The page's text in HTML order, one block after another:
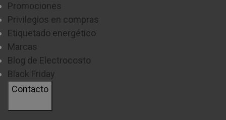
Promociones
Privilegios en compras
Etiquetado energético
Marcas
Blog de Electrocosto
Black Friday
Contacto